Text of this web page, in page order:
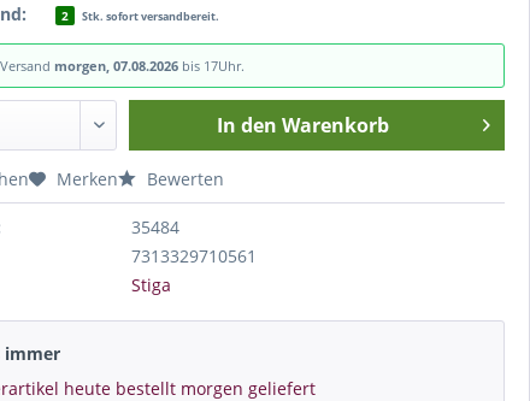
2 Stk. sofort versandbereit.
morgen, 07.08.2026 bis 17Uhr.
In den Warenkorb
Merken Bewerten
35484
7313329710561
Stiga
immer
heute bestellt morgen geliefert